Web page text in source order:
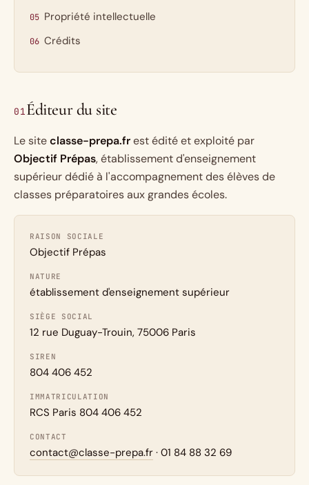
Propriété intellectuelle
Crédits
01Éditeur du site
Le siteclasse-prepa.frest édité et exploité par
Objectif Prépas, établissement d'enseignement
supérieur dédié à l'accompagnement des élèves de
classes préparatoires aux grandes écoles.
RAISON SOCIALE
Objectif Prépas
NATURE
établissement d'enseignement supérieur
SIÈGE SOCIAL
12 rue Duguay-Trouin, 75006 Paris
SIREN
804 406 452
IMMATRICULATION
RCS Paris 804 406 452
CONTACT
contact@classe-prepa.fr · 01 84 88 32 69